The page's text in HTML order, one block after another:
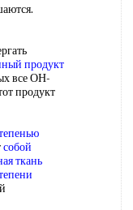
продукт
все ОН-
продукт
собой
ткань